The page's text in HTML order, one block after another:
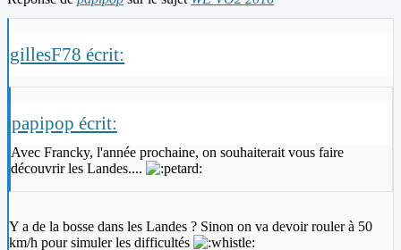
gillesF78 écrit:
papipop écrit:
Avec Francky, l'année prochaine, on souhaiterait vous faire
découvrir les Landes....
Y a de la bosse dans les Landes ? Sinon on va devoir rouler à 50
km/h pour simuler les difficultés